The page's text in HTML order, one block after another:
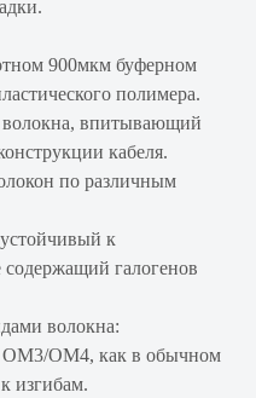
900мкм буферном
полимера.
волокна, впитывающий
кабеля.
по различным
к
галогенов
волокна:
OM4, как в обычном
изгибам.